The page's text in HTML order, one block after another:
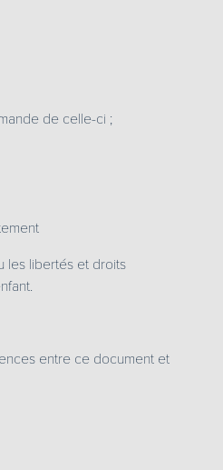
de celle-ci ;
les libertés et droits
entre ce document et